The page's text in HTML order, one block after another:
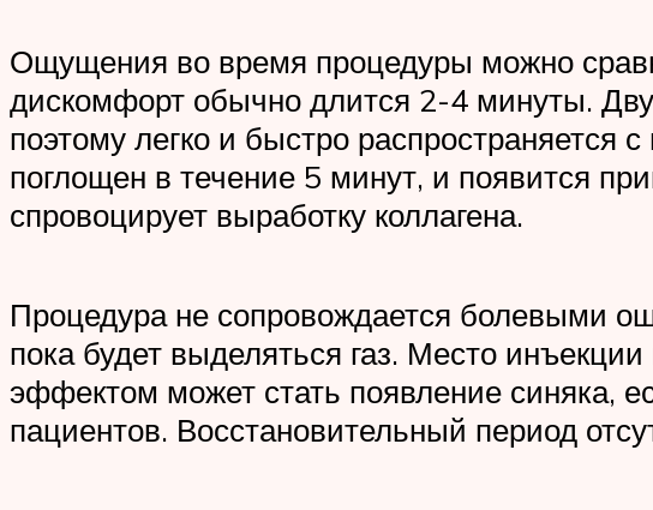
Ощущения во время процедуры можно
дискомфорт обычно длится 2-4 минуты.
поэтому легко и быстро распространяется
поглощен в течение 5 минут, и появится
спровоцирует выработку коллагена.
Процедура не сопровождается болевыми
пока будет выделяться газ. Место
эффектом может стать появление синяка,
пациентов. Восстановительный период